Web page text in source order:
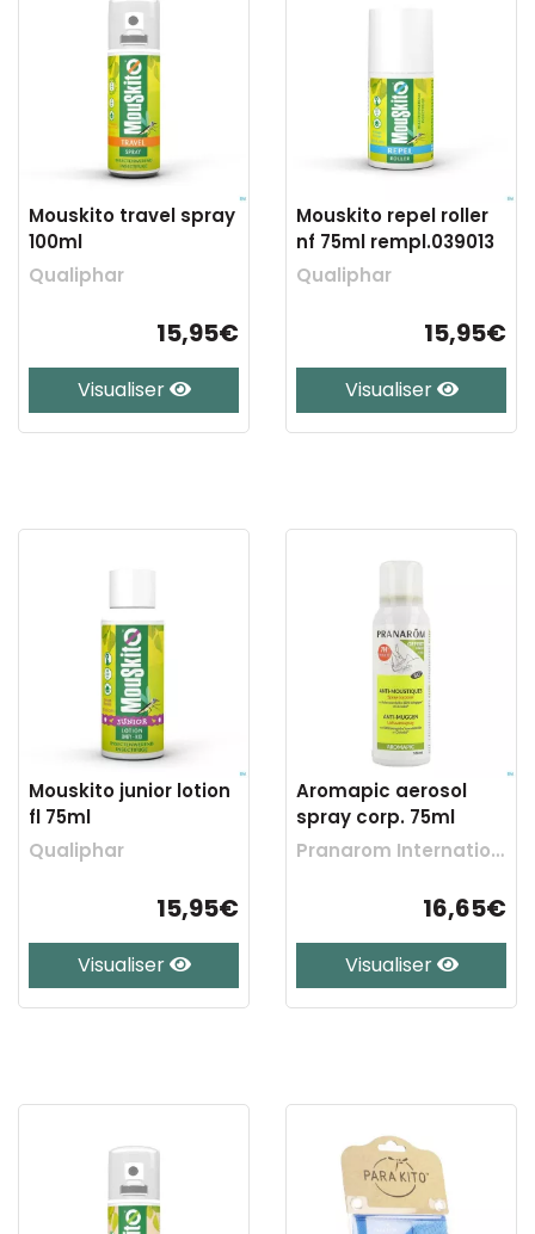
Mouskito travel spray
100ml
Qualiphar
15,95€
Visualiser
Mouskito repel roller
nf 75ml rempl.039013
Qualiphar
15,95€
Visualiser
Mouskito junior lotion
fl 75ml
Qualiphar
15,95€
Visualiser
Aromapic aerosol
spray corp. 75ml
Pranarom International
16,65€
Visualiser